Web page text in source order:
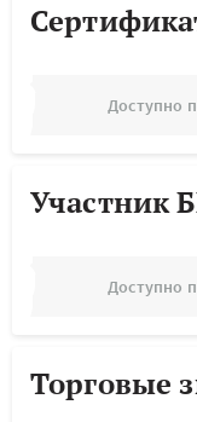
Доступно
Участник
Доступно
Торговые